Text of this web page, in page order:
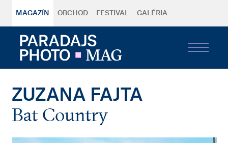
MAGAZÍN OBCHOD FESTIVAL GALÉRIA
ZUZANA FAJTA
Bat Country